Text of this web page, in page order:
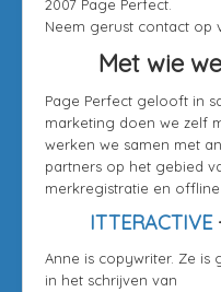
2007 Page Perfect.
Neem gerust contact op
Met wie
Page Perfect gelooft in
marketing doen we zelf
werken we samen met
partners op het gebied
merkregistratie en offline
ITTERACTIVE
Anne is copywriter. Ze is
in het schrijven van